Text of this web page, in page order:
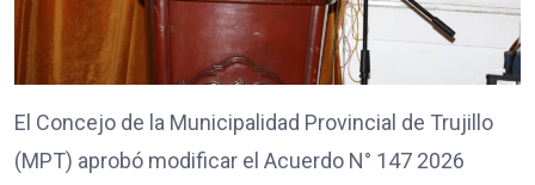
El Concejo de la Municipalidad Provincial de Trujillo
(MPT) aprobó modificar el Acuerdo N° 147 2026